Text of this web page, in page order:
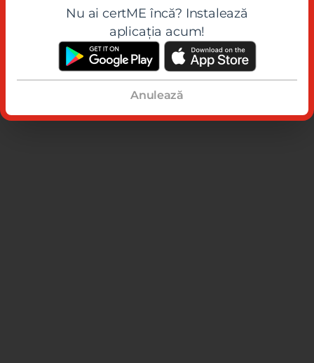
Nu ai certME încă? Instalează
aplicația acum!
Anulează